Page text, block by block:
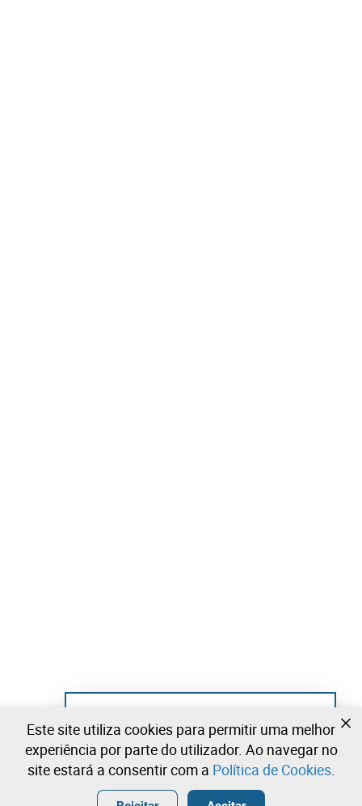
Crie uma conta e comece já a licitar
Este site utiliza cookies para permitir uma melhor
experiência por parte do utilizador. Ao navegar no
site estará a consentir com a Política de Cookies.